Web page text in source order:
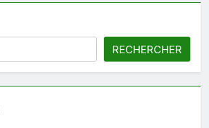
RECHERCHER